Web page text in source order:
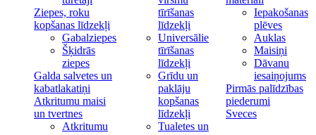
Ziepes, roku
kopšanas līdzekļi
Gabalziepes
Šķidrās
ziepes
Galda salvetes un
kabatlakatiņi
Atkritumu maisi
un tvertnes
Atkritumu
tīrīšanas
līdzekļi
Universālie
tīrīšanas
līdzekļi
Grīdu un
paklāju
kopšanas
līdzekļi
Tualetes un
Iepakošanas
plēves
Auklas
Maisiņi
Dāvanu
iesaiņojums
Pirmās palīdzības
piederumi
Sveces